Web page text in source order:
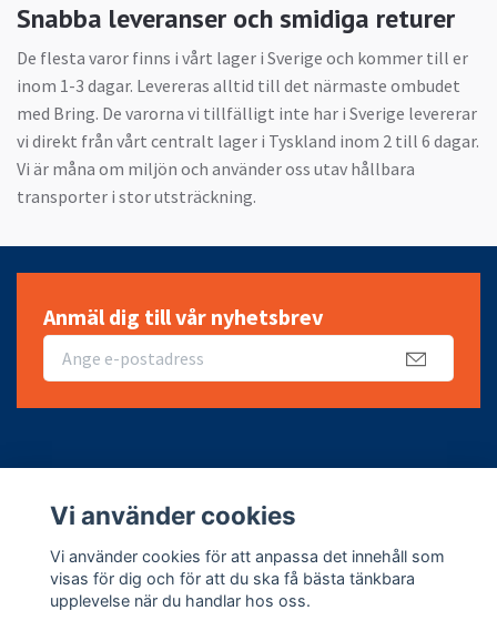
Snabba leveranser och smidiga returer
De flesta varor finns i vårt lager i Sverige och kommer till er
inom 1-3 dagar. Levereras alltid till det närmaste ombudet
med Bring. De varorna vi tillfälligt inte har i Sverige levererar
vi direkt från vårt centralt lager i Tyskland inom 2 till 6 dagar.
Vi är måna om miljön och använder oss utav hållbara
transporter i stor utsträckning.
Anmäl dig till vår nyhetsbrev
Sociala medier
Vi använder cookies
Vi använder cookies för att anpassa det innehåll som
visas för dig och för att du ska få bästa tänkbara
upplevelse när du handlar hos oss.